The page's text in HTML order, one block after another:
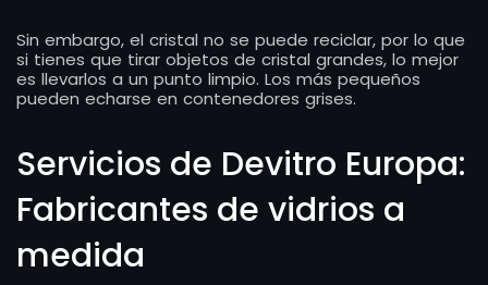
Sin embargo, el cristal no se puede reciclar, por lo que
si tienes que tirar objetos de cristal grandes, lo mejor
es llevarlos a un punto limpio. Los más pequeños
pueden echarse en contenedores grises.
Servicios de Devitro Europa:
Fabricantes de vidrios a
medida